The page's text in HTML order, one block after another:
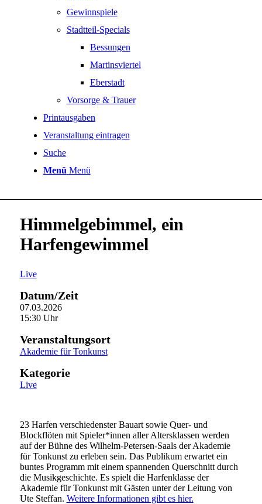
Gewinnspiele
Stadtteil-Specials
Bessungen
Martinsviertel
Eberstadt
Vorsorge & Trauer
Printausgaben
Veranstaltung eintragen
Suche
Menü Menü
Himmelgebimmel, ein
Harfengewimmel
Live
Datum/Zeit
07.03.2026
15:30 Uhr
Veranstaltungsort
Akademie für Tonkunst
Kategorie
Live
23 Harfen verschiedenster Bauart sowie Quer- und
Blockflöten mit Spieler*innen aller Altersklassen werden
auf der Bühne des Wilhelm-Petersen-Saals der Akademie
für Tonkunst zu erleben sein. Das Publikum erwartet ein
buntes Programm mit einem spannenden Querschnitt durch
die Musikgeschichte. Es spielt die Harfenklasse der
Akademie für Tonkunst mit Gästen unter der Leitung von
Ute Steffan. Weitere Informationen gibt es hier.